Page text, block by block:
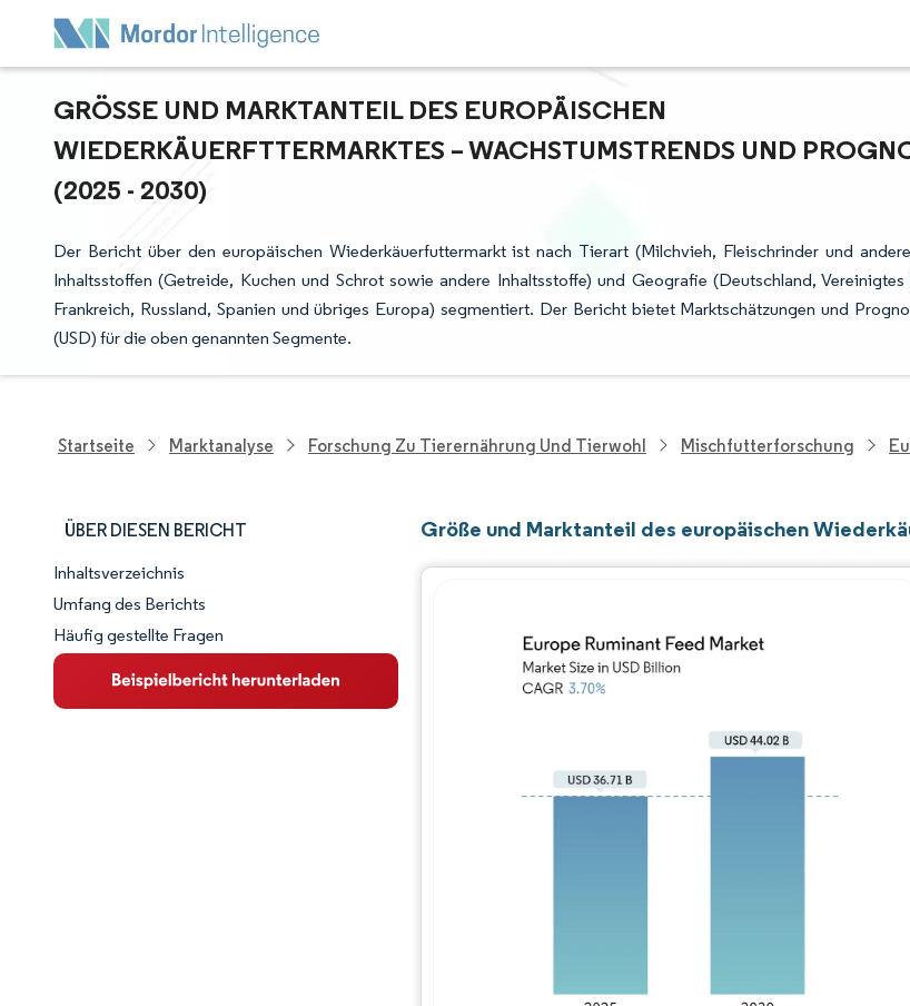
GRÖSSE UND MARKTANTEIL DES EUROPÄISCHEN W
IEDERKÄUERFTTERMARKTES – WACHSTUMSTRENDS UND
2025 - 2030)
Der Bericht über den europäischen Wiederkäuerfuttermarkt ist nach Tierart (Milchvieh, Fleischrinder und
Inhaltsstoffen (Getreide, Kuchen und Schrot sowie andere Inhaltsstoffe) und Geografie (Deutschland,
Frankreich, Russland, Spanien und übriges Europa) segmentiert. Der Bericht bietet Marktschätzungen und
(USD) für die oben genannten Segmente.
Startseite Marktanalyse Forschung Zu Tierernährung Und Tierwohl Mischfutterforschung
ÜBER DIESEN BERICHT
Marktschnappschuss
Marktübersicht
Wichtige Markttrends
Inhaltsverzeichnis
Umfang des Berichts
Häufig gestellte Fragen
Größe und Marktanteil des europäischen